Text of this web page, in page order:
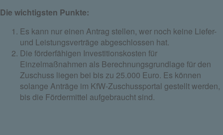
Die wichtigsten Punkte:
Es kann nur einen Antrag stellen, wer noch keine Liefer-
und Leistungsverträge abgeschlossen hat.
Die förderfähigen Investitionskosten für
Einzelmaßnahmen als Berechnungsgrundlage für den
Zuschuss liegen bei bis zu 25.000 Euro. Es können
solange Anträge im KfW-Zuschussportal gestellt werden,
bis die Fördermittel aufgebraucht sind.